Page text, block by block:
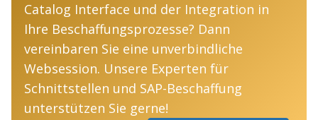
Catalog Interface und der Integration in
Ihre Beschaffungsprozesse? Dann
vereinbaren Sie eine unverbindliche
Websession. Unsere Experten für
Schnittstellen und SAP-Beschaffung
unterstützen Sie gerne!